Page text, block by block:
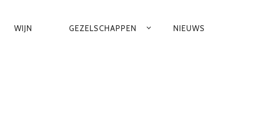
WIJN GEZELSCHAPPEN NIEUWS